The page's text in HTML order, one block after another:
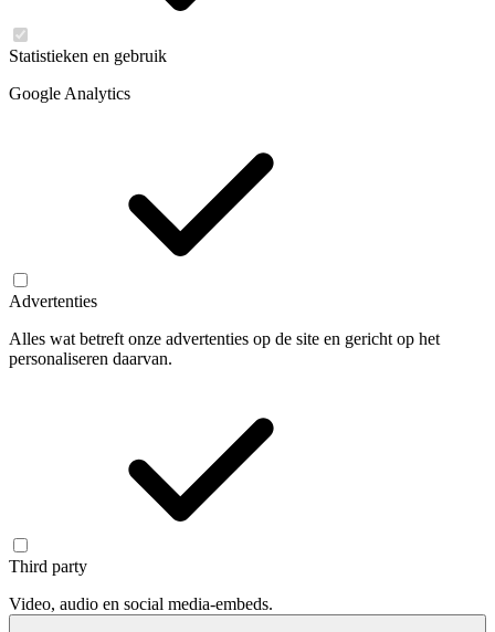
Statistieken en gebruik
Google Analytics
Advertenties
Alles wat betreft onze advertenties op de site en gericht op het
personaliseren daarvan.
Third party
Video, audio en social media-embeds.